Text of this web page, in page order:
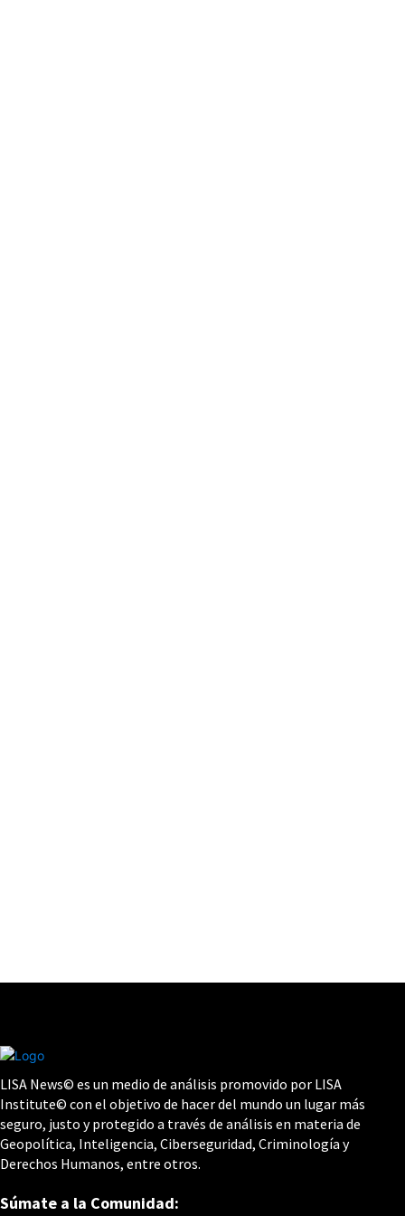
LISA News© es un medio de análisis promovido por LISA
Institute© con el objetivo de hacer del mundo un lugar más
seguro, justo y protegido a través de análisis en materia de
Geopolítica, Inteligencia, Ciberseguridad, Criminología y
Derechos Humanos, entre otros.
Súmate a la Comunidad: